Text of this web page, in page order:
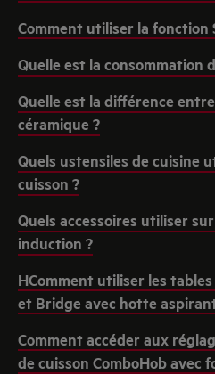
Comment utiliser la fonction
Quelle est la consommation
Quelle est la différence
céramique ?
Quels ustensiles de cuisine
cuisson ?
Quels accessoires utiliser
induction ?
HComment utiliser les
et Bridge avec hotte
Comment accéder aux
de cuisson ComboHob avec